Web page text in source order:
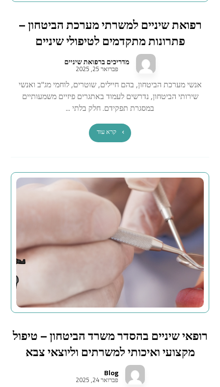
רפואת שיניים למשרתי מערכת הביטחון –
פתרונות מתקדמים לטיפולי שיניים
מדריכים ברפואת שיניים
פברואר 25, 2025
אנשי מערכת הביטחון, בהם חיילים, שוטרים, לוחמי מג"ב ואנשי
שירותי הביטחון, נדרשים לעמוד באתגרים פיזיים משמעותיים
במסגרת תפקידם. חלק בלתי ...
קרא עוד
רופאי שיניים בהסדר משרד הביטחון – טיפול
מקצועי ואיכותי למשרתים וליוצאי צבא
Blog
פברואר 24, 2025